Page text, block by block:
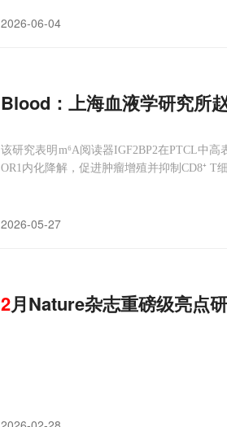
2026-06-04
Blood：上海血液学研究所
该研究表明m⁶A阅读器IGF2BP2在PTCL中
OR1内化降解，促进肿瘤增殖并抑制CD8⁺ T
2026-05-27
2月Nature杂志重磅级亮点